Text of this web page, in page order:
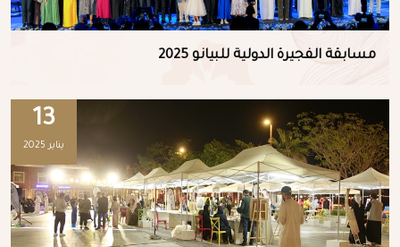
مسابقة الفجيرة الدولية للبيانو 2025
13
يناير 2025